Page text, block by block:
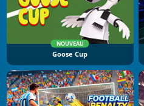
NOUVEAU
Goose Cup